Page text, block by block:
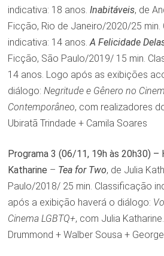
indicativa: 18 anos. Inabitáveis, de
Ficção, Rio de Janeiro/2020/25
indicativa: 14 anos. A Felicidade
Ficção, São Paulo/2019/ 15 min.
14 anos. Logo após as exibições
diálogo: Negritude e Gênero no
Contemporâneo, com realizadores
Ubiratã Trindade + Camila Soares
Programa 3 (06/11, 19h às 20h30) –
Katharine – Tea for Two, de Julia
Paulo/2018/ 25 min. Classificação
após a exibição haverá o diálogo:
Cinema LGBTQ+, com Julia
Drummond + Walber Sousa +